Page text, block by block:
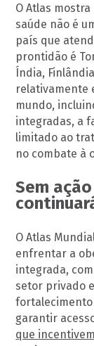
O Atlas
saúde não é
país que
prontidão é
Índia,
relativamente
mundo,
integradas, a
limitado ao
no combate à
Sem
O Atlas
enfrentar a
integrada,
setor privado
garantir
que